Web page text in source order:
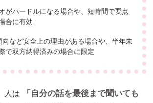
がハードルになる場合や、短時間で要点
合に有効
向など安全上の理由がある場合や、半年未
で双方納得済みの場合に限定
人は
「自分の話を最後まで聞いても